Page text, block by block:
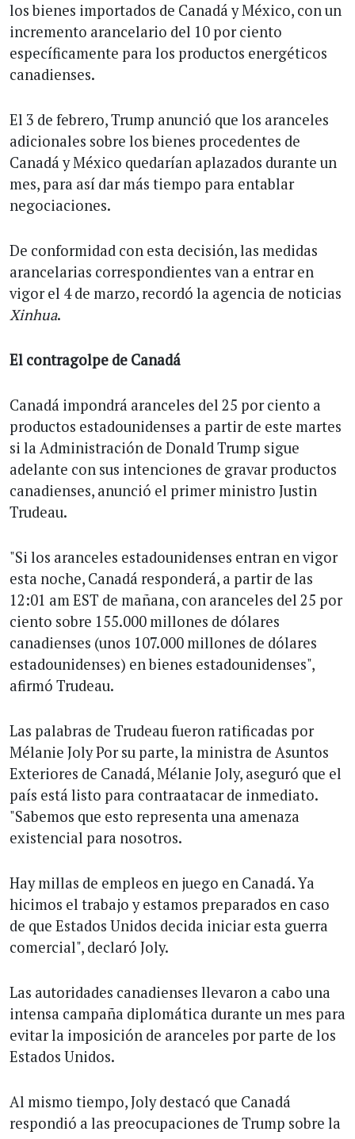
los bienes importados de Canadá y México, con un
incremento arancelario del 10 por ciento
específicamente para los productos energéticos
canadienses.
El 3 de febrero, Trump anunció que los aranceles
adicionales sobre los bienes procedentes de
Canadá y México quedarían aplazados durante un
mes, para así dar más tiempo para entablar
negociaciones.
De conformidad con esta decisión, las medidas
arancelarias correspondientes van a entrar en
vigor el 4 de marzo, recordó la agencia de noticias
Xinhua.
El contragolpe de Canadá
Canadá impondrá aranceles del 25 por ciento a
productos estadounidenses a partir de este martes
si la Administración de Donald Trump sigue
adelante con sus intenciones de gravar productos
canadienses, anunció el primer ministro Justin
Trudeau.
"Si los aranceles estadounidenses entran en vigor
esta noche, Canadá responderá, a partir de las
12:01 am EST de mañana, con aranceles del 25 por
ciento sobre 155.000 millones de dólares
canadienses (unos 107.000 millones de dólares
estadounidenses) en bienes estadounidenses",
afirmó Trudeau.
Las palabras de Trudeau fueron ratificadas por
Mélanie Joly Por su parte, la ministra de Asuntos
Exteriores de Canadá, Mélanie Joly, aseguró que el
país está listo para contraatacar de inmediato.
"Sabemos que esto representa una amenaza
existencial para nosotros.
Hay millas de empleos en juego en Canadá. Ya
hicimos el trabajo y estamos preparados en caso
de que Estados Unidos decida iniciar esta guerra
comercial", declaró Joly.
Las autoridades canadienses llevaron a cabo una
intensa campaña diplomática durante un mes para
evitar la imposición de aranceles por parte de los
Estados Unidos.
Al mismo tiempo, Joly destacó que Canadá
respondió a las preocupaciones de Trump sobre la